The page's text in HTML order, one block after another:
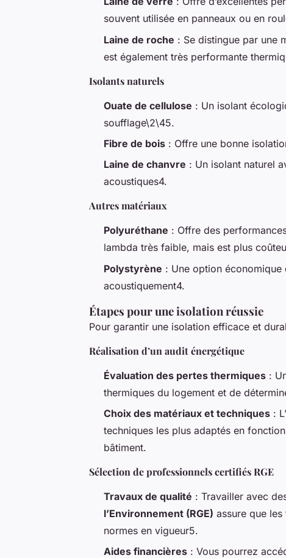
souvent utilisée en panneaux ou en
Laine de roche : Se distingue par une
est également très performante
Isolants naturels
Ouate de cellulose : Un isolant
soufflage\2\45.
Fibre de bois : Offre une bonne
Laine de chanvre : Un isolant naturel
acoustiques4.
Autres matériaux
Polyuréthane : Offre des
lambda très faible, mais est plus
Polystyrène : Une option
acoustiquement4.
Étapes pour une isolation réussie
Pour garantir une isolation efficace et
Réalisation d’un audit énergétique
Évaluation des pertes thermiques :
thermiques du logement et de
Choix des matériaux et techniques :
techniques les plus adaptés en
bâtiment.
Sélection de professionnels certifiés RGE
Travaux de qualité : Travailler avec
l’Environnement (RGE) assure que
normes en vigueur5.
Aides financières : Vous pourrez